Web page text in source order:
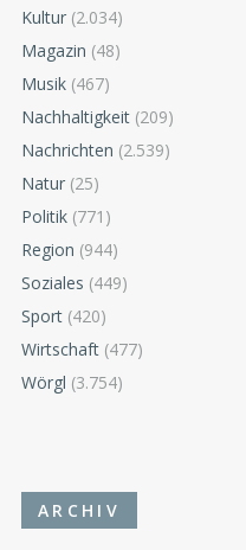
Kultur (2.034)
Magazin (48)
Musik (467)
Nachhaltigkeit (209)
Nachrichten (2.539)
Natur (25)
Politik (771)
Region (944)
Soziales (449)
Sport (420)
Wirtschaft (477)
Wörgl (3.754)
ARCHIV